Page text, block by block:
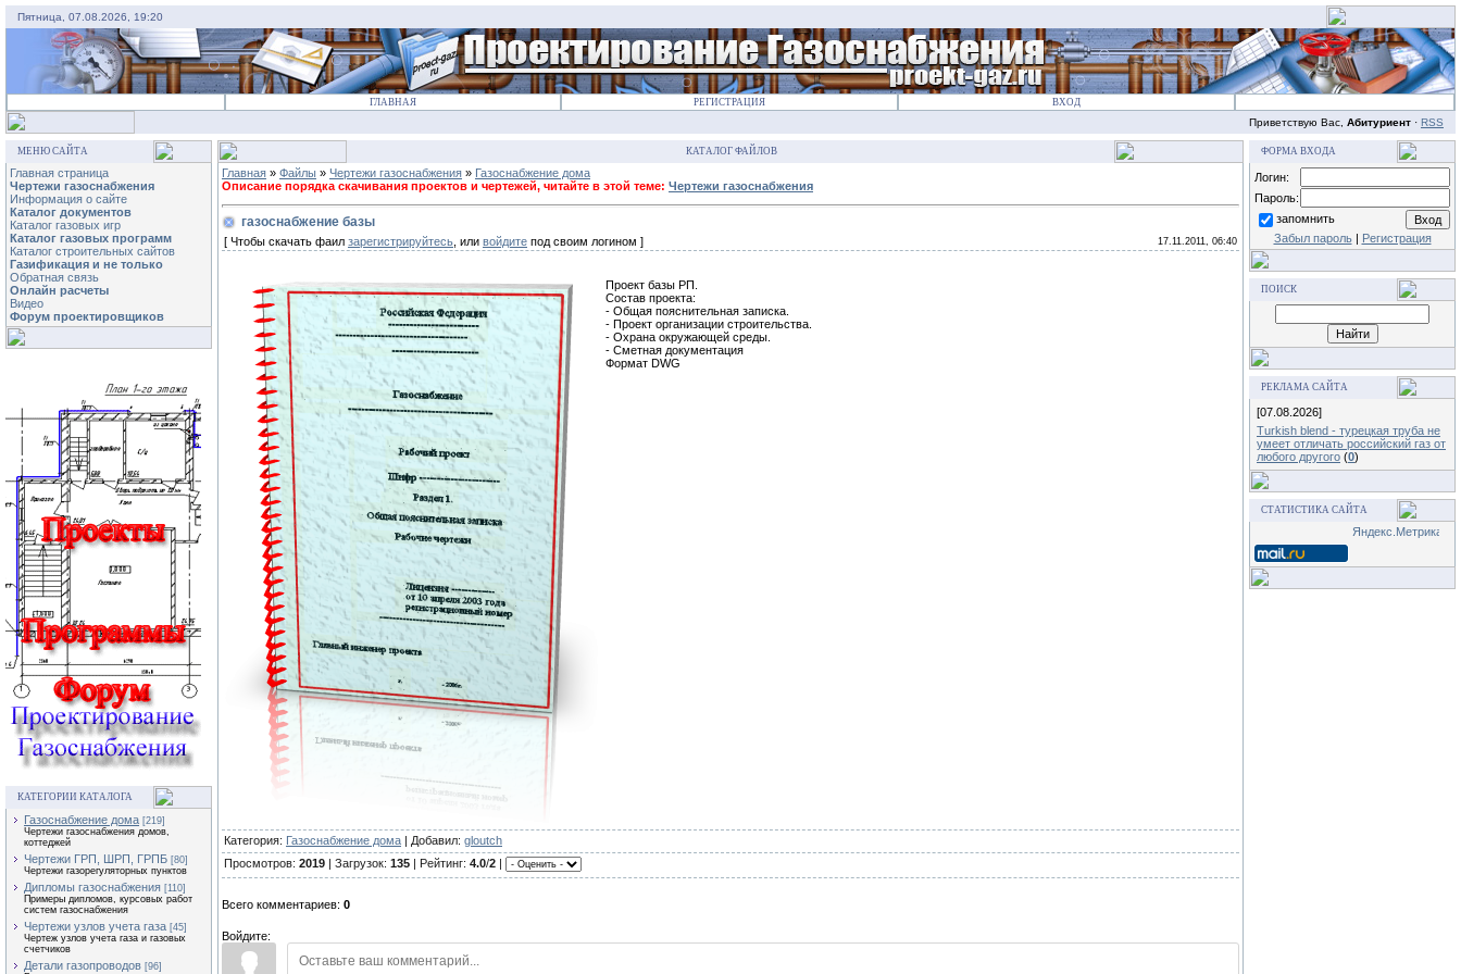
Пятница, 07.08.2026, 19:20
ГЛАВНАЯ РЕГИСТРАЦИЯ ВХОД
Приветствую Вас, Абитуриент · RSS
МЕНЮ САЙТА
Главная страница
Чертежи газоснабжения
Информация о сайте
Каталог документов
Каталог газовых игр
Каталог газовых программ
Каталог строительных сайтов
Газификация и не только
Обратная связь
Онлайн расчеты
Видео
Форум проектировщиков
КАТЕГОРИИ КАТАЛОГА
Газоснабжение дома [219]
Чертежи газоснабжения домов,
коттеджей
Чертежи ГРП, ШРП, ГРПБ [80]
Чертежи газорегуляторных пунктов
Дипломы газоснабжения [110]
Примеры дипломов, курсовых работ
систем газоснабжения
Чертежи узлов учета газа [45]
Чертеж узлов учета газа и газовых
счетчиков
Детали газопроводов [96]
КАТАЛОГ ФАЙЛОВ
Главная » Файлы » Чертежи газоснабжения » Газоснабжение дома
Описание порядка скачивания проектов и чертежей, читайте в этой теме: Чертежи газоснабжения
газоснабжение базы
[ Чтобы скачать фаил зарегистрируйтесь , или войдите под своим логином ] 17.11.2011, 06:40
Проект базы РП.
Состав проекта:
- Общая пояснительная записка.
- Проект организации строительства.
- Охрана окружающей среды.
- Сметная документация
Формат DWG
Категория: Газоснабжение дома | Добавил: gloutch
Просмотров: 2019 | Загрузок: 135 | Рейтинг: 4.0/2 |
Всего комментариев: 0
Войдите:
ФОРМА ВХОДА
Логин:
Пароль:
запомнить
Забыл пароль| Регистрация
ПОИСК
РЕКЛАМА САЙТА
[07.08.2026]
Turkish blend - турецкая труба не
умеет отличать российский газ от
любого другого (0)
СТАТИСТИКА САЙТА